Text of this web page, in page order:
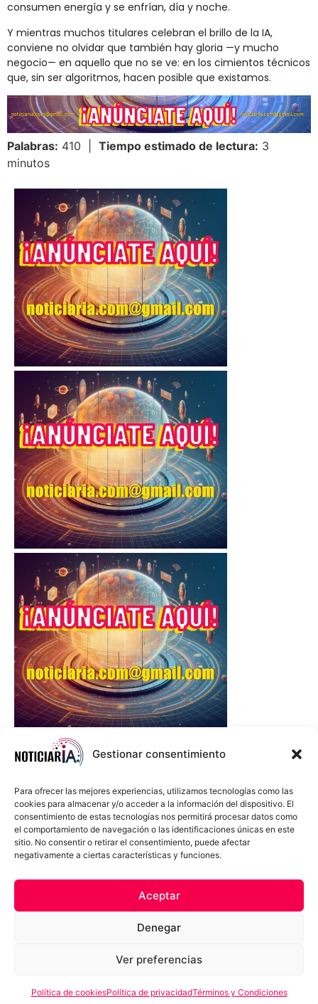
Gestionar consentimiento
Para ofrecer las mejores experiencias, utilizamos tecnologías como las
cookies para almacenar y/o acceder a la información del dispositivo. El
consentimiento de estas tecnologías nos permitirá procesar datos como
el comportamiento de navegación o las identificaciones únicas en este
sitio. No consentir o retirar el consentimiento, puede afectar
negativamente a ciertas características y funciones.
Aceptar
Denegar
Ver preferencias
Política de cookiesPolítica de privacidadTérminos y Condiciones
consumen energía y se enfrían, día y noche.
Y mientras muchos titulares celebran el brillo de la IA,
conviene no olvidar que también hay gloria —y mucho
negocio— en aquello que no se ve: en los cimientos técnicos
que, sin ser algoritmos, hacen posible que existamos.
Palabras: 410 | Tiempo estimado de lectura: 3
minutos
Política de cookies
Términos y Condiciones
Aviso Sobre el Uso de IA
Compromiso Ético con la IA
Propiedad Intelectual